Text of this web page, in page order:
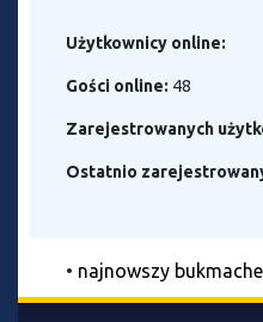
Użytkownicy online:
Gości online: 48
Zarejestrowanych
Ostatnio
• najnowszy